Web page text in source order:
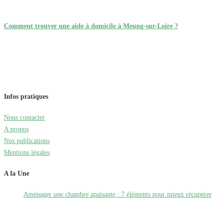
Comment trouver une aide à domicile à Meung-sur-Loire ?
Infos pratiques
Nous contacter
A propos
Nos publications
Mentions légales
A la Une
Aménager une chambre apaisante : 7 éléments pour mieux récupérer